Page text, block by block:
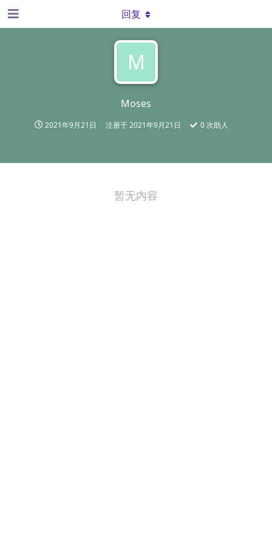
M
Moses
2021年9月21日 注册于2021年9月21日 0 次助人
回复
暂无内容